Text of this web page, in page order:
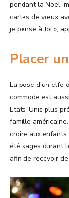
pendant la Noël,
cartes de vœux
je pense à toi »,
Placer
La pose d’un elfe
commode est
Etats-Unis plus
famille
croire aux enfants
été sages durant
afin de recevoir